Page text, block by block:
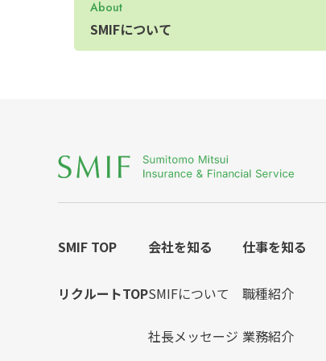
About
SMIFについて
SMIF TOP
リクルートTOP
会社を知る
SMIFについて
社長メッセージ
仕事を知る
職種紹介
業務紹介